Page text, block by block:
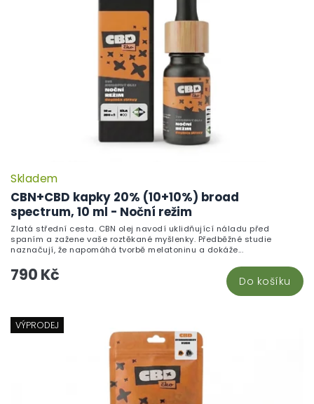
CBN+CBD kapky 20% (10+10%) broad
spectrum, 10 ml - Noční režim
Skladem
790 Kč Do košíku
Zlatá střední cesta. CBN olej navodí uklidňující náladu před
spaním a zažene vaše roztěkané myšlenky. Předběžné studie
naznačují, že napomáhá tvorbě melatoninu a dokáže...
VÝPRODEJ